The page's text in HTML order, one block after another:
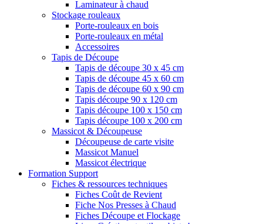
Laminateur à chaud
Stockage rouleaux
Porte-rouleaux en bois
Porte-rouleaux en métal
Accessoires
Tapis de Découpe
Tapis de découpe 30 x 45 cm
Tapis de découpe 45 x 60 cm
Tapis de découpe 60 x 90 cm
Tapis découpe 90 x 120 cm
Tapis découpe 100 x 150 cm
Tapis découpe 100 x 200 cm
Massicot & Découpeuse
Découpeuse de carte visite
Massicot Manuel
Massicot électrique
Formation Support
Fiches & ressources techniques
Fiches Coût de Revient
Fiche Nos Presses à Chaud
Fiches Découpe et Flockage